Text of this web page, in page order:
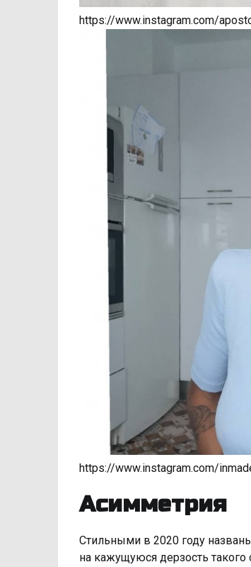
https://www.instagram.com/
https://www.instagram.com/
Асимметрия
Стильными в 2020 году
на кажущуюся дерзость